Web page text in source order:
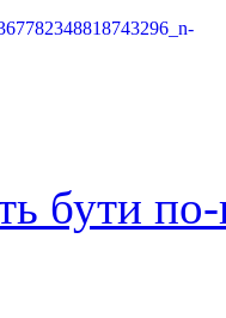
бути по-